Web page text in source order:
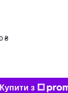
₴
Купити з